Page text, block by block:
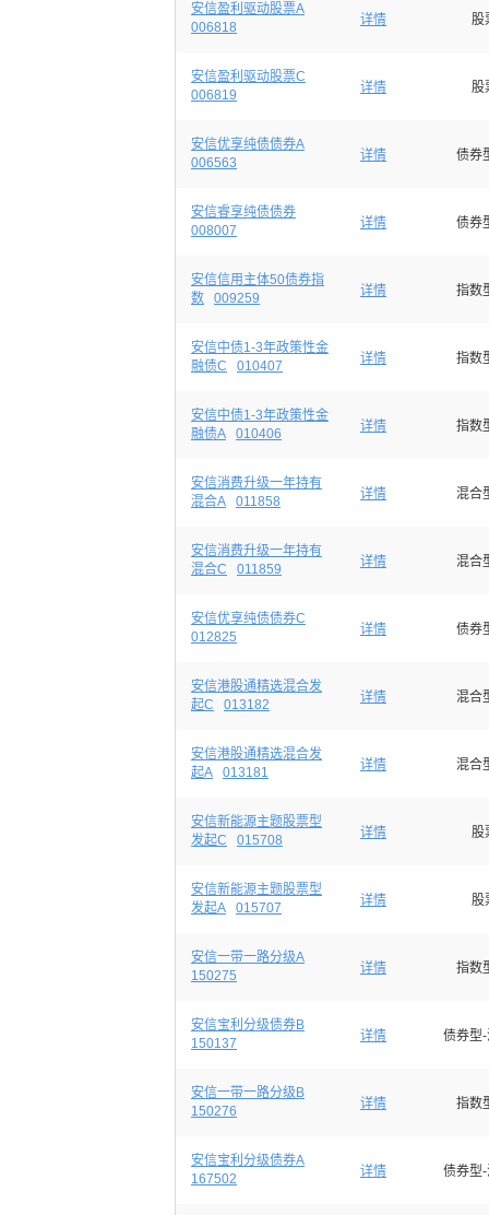
安信盈利驱动股票A
006818
详情 股
安信盈利驱动股票C
006819
详情 股
安信优享纯债债券A
006563
详情 债券
安信睿享纯债债券
008007
详情 债券
安信信用主体50债券指
数
009259 详情 指数
安信中债1-3年政策性金
融债C
010407 详情 指数
安信中债1-3年政策性金
融债A
010406 详情 指数
安信消费升级一年持有
混合A
011858 详情 混合
安信消费升级一年持有
混合C
011859 详情 混合
安信优享纯债债券C
012825
详情 债券
安信港股通精选混合发
起C
013182 详情 混合
安信港股通精选混合发
起A
013181 详情 混合
安信新能源主题股票型
发起C
015708 详情 股
安信新能源主题股票型
发起A
015707 详情 股
安信一带一路分级A
150275
详情 指数
安信宝利分级债券B
150137
详情 债券型
安信一带一路分级B
150276
详情 指数
安信宝利分级债券A
167502
详情 债券型